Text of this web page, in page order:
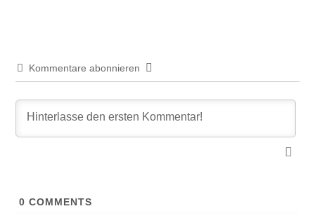
Kommentare abonnieren
0 COMMENTS